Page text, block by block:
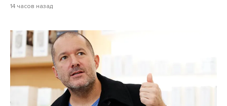
14 часов назад